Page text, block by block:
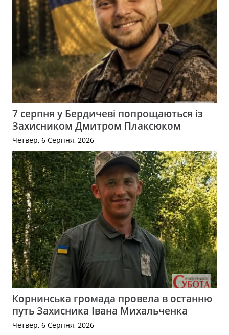
7 серпня у Бердичеві попрощаються із
Захисником Дмитром Плаксюком
Четвер, 6 Серпня, 2026
Корнинська громада провела в останню
путь Захисника Івана Михальченка
Четвер, 6 Серпня, 2026